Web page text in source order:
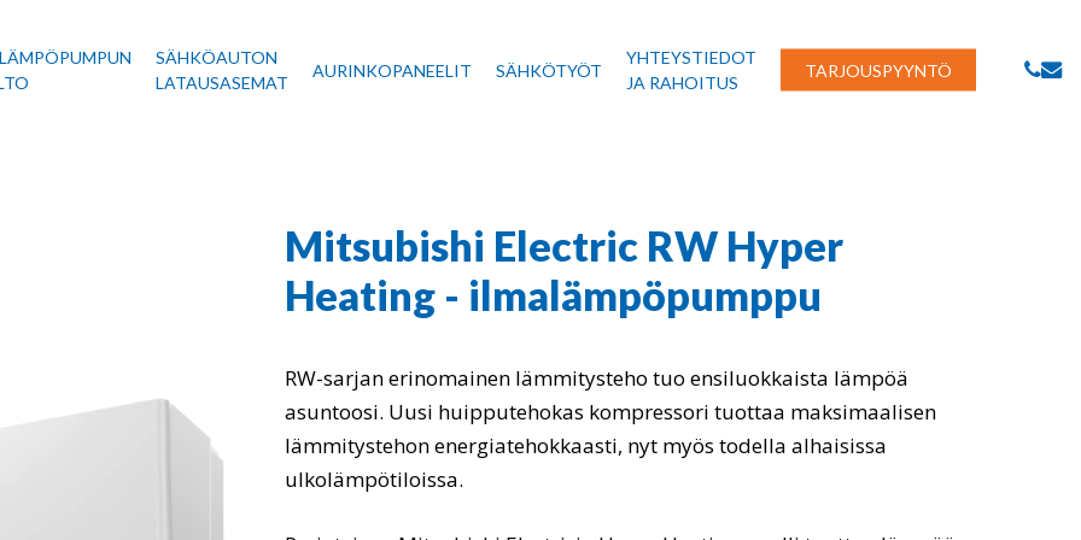
SÄHKÖAUTON
LATAUSASEMAT
AURINKOPANEELIT SÄHKÖTYÖT
YHTEYSTIEDOT
JA RAHOITUS
TARJOUSPYYNTÖ
Mitsubishi Electric RW Hyper
Heating - ilmalämpöpumppu
RW-sarjan erinomainen lämmitysteho tuo ensiluokkaista lämpöä
asuntoosi. Uusi huipputehokas kompressori tuottaa maksimaalisen
lämmitystehon energiatehokkaasti, nyt myös todella alhaisissa
ulkolämpötiloissa.